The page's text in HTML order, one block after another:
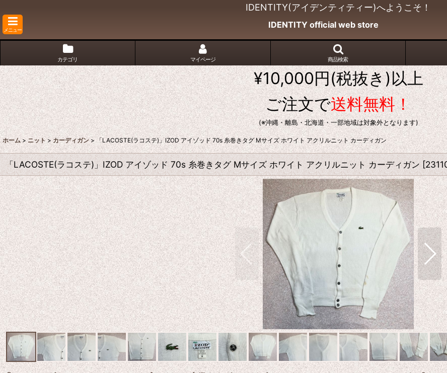
IDENTITY(アイデンティティー)へようこそ！
メニュー
IDENTITY official web store
カテゴリ マイページ 商品検索
¥10,000円(税抜き)以上
ご注文で送料無料！
(※沖縄・離島・北海道・一部地域は対象外となります)
ホーム > ニット > カーディガン > 「LACOSTE(ラコステ)」IZOD アイゾッド 70s 糸巻きタグ Mサイズ ホワイト アクリルニット カーディガン
「LACOSTE(ラコステ)」IZOD アイゾッド 70s 糸巻きタグ Mサイズ ホワイト アクリルニット カーディガン [